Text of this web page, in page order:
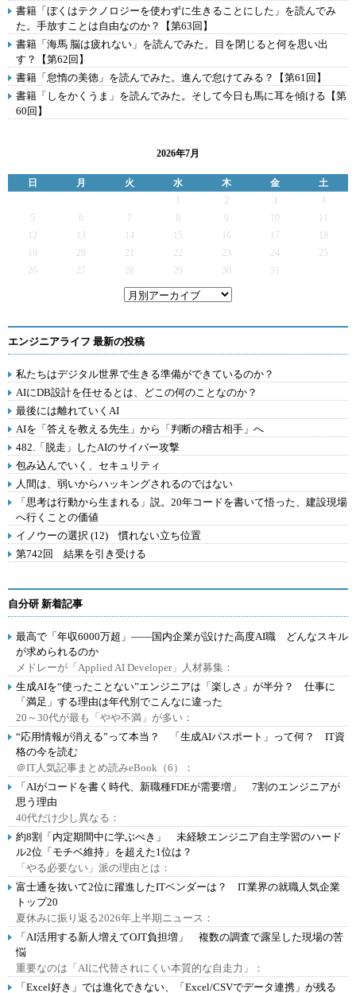
書籍「ぼくはテクノロジーを使わずに生きることにした」を読んでみ
た。手放すことは自由なのか？【第63回】
書籍「海馬 脳は疲れない」を読んでみた。目を閉じると何を思い出
す？【第62回】
書籍「怠惰の美徳」を読んでみた。進んで怠けてみる？【第61回】
書籍「しをかくうま」を読んでみた。そして今日も馬に耳を傾ける【第
60回】
2026年7月
日 月 火 水 木 金
土
2 3
4
5
6 7 9
12
13 14 15 16 17
19
20 21 22 23 24
25
26
27 28 29 30 31
エンジニアライフ 最新の投稿
私たちはデジタル世界で生きる準備ができているのか？
AIにDB設計を任せるとは、どこの何のことなのか？
最後には離れていくAI
AIを「答えを教える先生」から「判断の稽古相手」へ
482.「脱走」したAIのサイバー攻撃
包み込んでいく、セキュリティ
人間は、弱いからハッキングされるのではない
「思考は行動から生まれる」説。20年コードを書いて悟った、建設現場
へ行くことの価値
イノウーの選択 (12) 慣れない立ち位置
第742回 結果を引き受ける
自分研 新着記事
最高で「年収6000万超」――国内企業が設けた高度AI職 どんなスキル
が求められるのか
メドレーが「Applied AI Developer」人材募集：
生成AIを“使ったことない”エンジニアは「楽しさ」が半分？ 仕事に
「満足」する理由は年代別でこんなに違った
20～30代が最も「やや不満」が多い：
“応用情報が消える”って本当？ 「生成AIパスポート」って何？ IT資
格の今を読む
＠IT人気記事まとめ読みeBook（6）：
「AIがコードを書く時代、新職種FDEが需要増」 7割のエンジニアが
思う理由
40代だけ少し異なる：
約8割「内定期間中に学ぶべき」 未経験エンジニア自主学習のハード
ル2位「モチベ維持」を超えた1位は？
「やる必要ない」派の理由とは：
富士通を抜いて2位に躍進したITベンダーは？ IT業界の就職人気企業
トップ20
夏休みに振り返る2026年上半期ニュース：
「AI活用する新人増えてOJT負担増」 複数の調査で露呈した現場の苦
悩
重要なのは「AIに代替されにくい本質的な自走力」：
「Excel好き」では進化できない、「Excel/CSVでデータ連携」が残る